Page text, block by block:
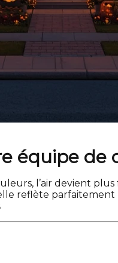
équipe de
l’air devient
reflète
.